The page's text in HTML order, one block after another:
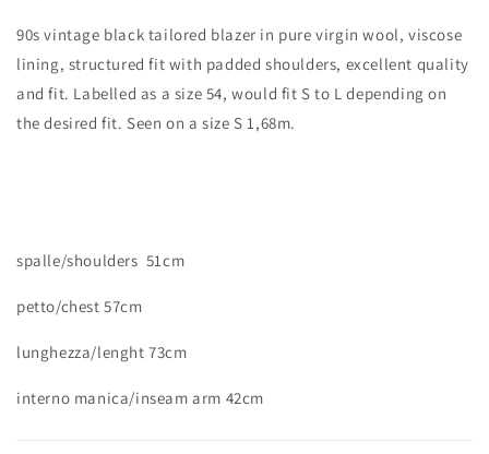
90s vintage black tailored blazer in pure virgin wool, viscose
lining, structured fit with padded shoulders, excellent quality
and fit. Labelled as a size 54, would fit S to L depending on
the desired fit. Seen on a size S 1,68m.
spalle/shoulders 51cm
petto/chest 57cm
lunghezza/lenght 73cm
interno manica/inseam arm 42cm